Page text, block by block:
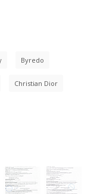
Byredo
Christian Dior